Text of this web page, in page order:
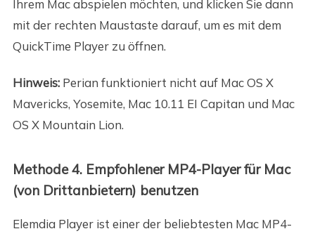
Ihrem Mac abspielen möchten, und klicken Sie dann
mit der rechten Maustaste darauf, um es mit dem
QuickTime Player zu öffnen.
Hinweis: Perian funktioniert nicht auf Mac OS X
Mavericks, Yosemite, Mac 10.11 EI Capitan und Mac
OS X Mountain Lion.
Methode 4. Empfohlener MP4-Player für Mac
(von Drittanbietern) benutzen
Elemdia Player ist einer der beliebtesten Mac MP4-